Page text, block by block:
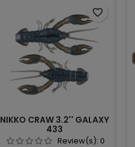
un nivel de realismo
excepcional. 4 UNIDADES
POR PACK
NIKKO CRAW 3.2'' GALAXY
433
Review(s): 0
favorite_border